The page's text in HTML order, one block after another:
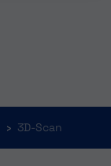
3D-Scan